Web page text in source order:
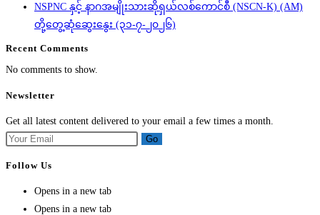
NSPNC နှင့် နာဂအမျိုးသားဆိုရှယ်လစ်ကောင်စီ (NSCN-K) (AM)
တို့တွေ့ဆုံဆွေးနွေး (၃၁-၇-၂၀၂၆)
Recent Comments
No comments to show.
Newsletter
Get all latest content delivered to your email a few times a month.
Go
Follow Us
Opens in a new tab
Opens in a new tab